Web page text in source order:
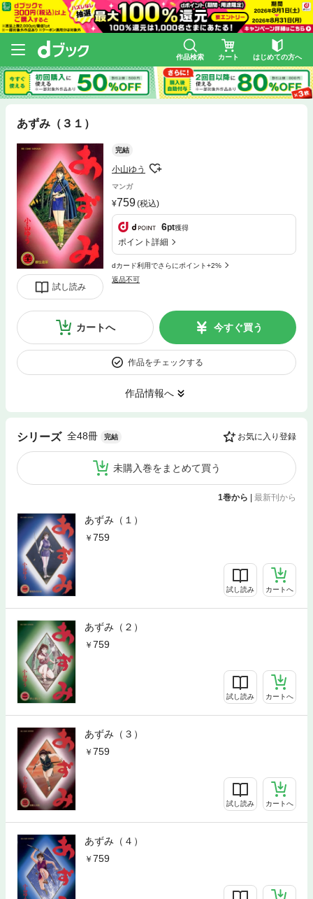
作品検索 カート はじめての方へ
あずみ（３１）
試し読み
完結
小山ゆう
マンガ
759(税込)
6pt獲得
ポイント詳細
dカード利用でさらにポイント+2%
返品不可
カートへ 今すぐ買う
作品をチェックする
作品情報へ
シリーズ 全48冊 完結 お気に入り登録
未購入巻をまとめて買う
1巻から | 最新刊から
あずみ（１）
759
試し読み カートへ
あずみ（２）
759
試し読み カートへ
あずみ（３）
759
試し読み カートへ
あずみ（４）
759